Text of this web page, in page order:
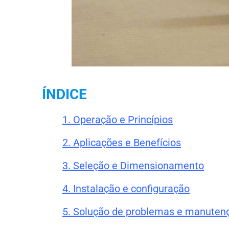
ÍNDICE
1. Operação e Princípios
2. Aplicações e Benefícios
3. Seleção e Dimensionamento
4. Instalação e configuração
5. Solução de problemas e